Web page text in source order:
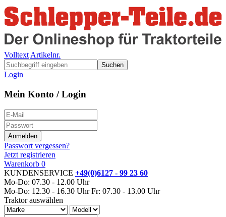
Volltext Artikelnr.
Suchen
Login
Mein Konto / Login
Passwort vergessen?
Jetzt registrieren
Warenkorb 0
KUNDENSERVICE +49(0)6127 - 99 23 60
Mo-Do: 07.30 - 12.00 Uhr
Mo-Do: 12.30 - 16.30 Uhr Fr: 07.30 - 13.00 Uhr
Traktor auswählen